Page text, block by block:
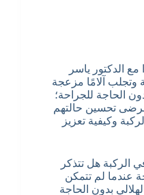
الدكتور ياسر
وتجلب آلامًا مزعجة
الحاجة للجراحة؛
تحسين حالتهم
وكيفية تعزيز
الركبة هل تتذكر
عندما لم تتمكن
بدون الحاجة